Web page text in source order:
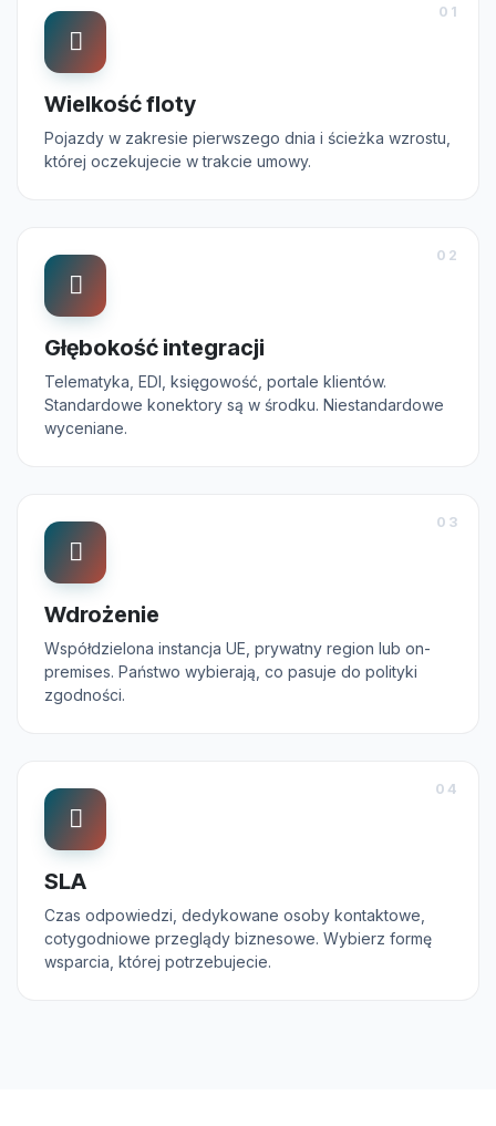
01
Wielkość floty
Pojazdy w zakresie pierwszego dnia i ścieżka wzrostu,
której oczekujecie w trakcie umowy.
02
Głębokość integracji
Telematyka, EDI, księgowość, portale klientów.
Standardowe konektory są w środku. Niestandardowe
wyceniane.
03
Wdrożenie
Współdzielona instancja UE, prywatny region lub on-
premises. Państwo wybierają, co pasuje do polityki
zgodności.
04
SLA
Czas odpowiedzi, dedykowane osoby kontaktowe,
cotygodniowe przeglądy biznesowe. Wybierz formę
wsparcia, której potrzebujecie.